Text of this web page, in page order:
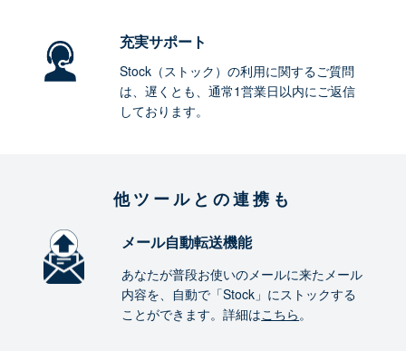
充実サポート
Stock（ストック）の利用に関するご質問
は、遅くとも、通常1営業日以内にご返信
しております。
他ツールとの連携も
メール自動転送機能
あなたが普段お使いのメールに来たメール
内容を、自動で「Stock」にストックする
ことができます。詳細はこちら。